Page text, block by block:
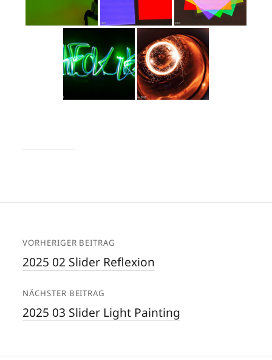
VORHERIGER BEITRAG
2025 02 Slider Reflexion
NÄCHSTER BEITRAG
2025 03 Slider Light Painting